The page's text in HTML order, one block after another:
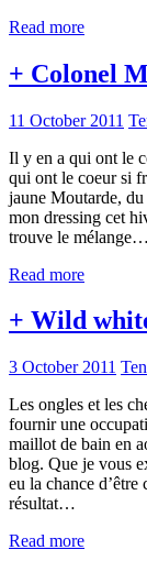
Read more
+ Colonel
11 October 2011
Il y en a qui ont le
qui ont le coeur si
jaune Moutarde,
mon dressing cet
trouve le mélange…
Read more
+ Wild
3 October 2011
Les ongles et les
fournir une
maillot de bain en
blog. Que je vous
eu la chance
résultat…
Read more